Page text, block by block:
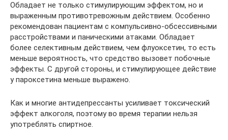
Обладает не только стимулирующим эффектом, но и
выраженным противотревожным действием. Особенно
рекомендован пациентам с компульсивно-обсессивными
расстройствами и паническими атаками. Обладает
более селективным действием, чем флуоксетин, то есть
меньше вероятность, что средство вызовет побочные
эффекты. С другой стороны, и стимулирующее действие
у пароксетина меньше выражено.
Как и многие антидепрессанты усиливает токсический
эффект алкоголя, поэтому во время терапии нельзя
употреблять спиртное.